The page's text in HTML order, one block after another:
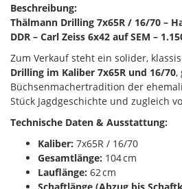
Beschreibung:
Thälmann Drilling 7x65R / 16/70 –
DDR – Carl Zeiss 6x42 auf SEM –
Zum Verkauf steht ein solider,
Drilling im Kaliber 7x65R und 16/70,
Büchsenmachertradition der
Stück Jagdgeschichte und zugleich
Technische Daten & Ausstattung:
Kaliber: 7x65R / 16/70
Gesamtlänge: 104 cm
Lauflänge: 62 cm